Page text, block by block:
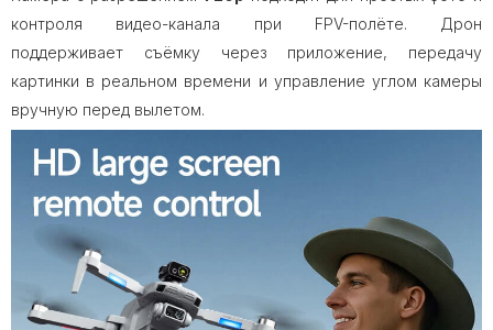
контроля видео-канала при FPV-полёте. Дрон
поддерживает съёмку через приложение, передачу
картинки в реальном времени и управление углом камеры
вручную перед вылетом.